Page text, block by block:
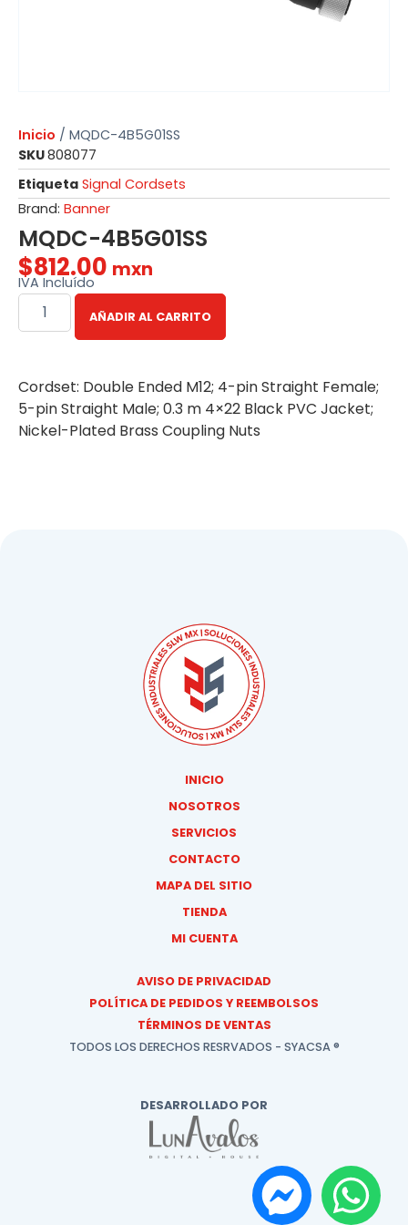
Inicio / MQDC-4B5G01SS
SKU808077
Etiqueta Signal Cordsets
Brand: Banner
MQDC-4B5G01SS
$812.00 mxn
IVA Incluído
AÑADIR AL CARRITO
Cordset: Double Ended M12; 4-pin Straight Female;
5-pin Straight Male; 0.3 m 4×22 Black PVC Jacket;
Nickel-Plated Brass Coupling Nuts
INICIO
NOSOTROS
SERVICIOS
CONTACTO
MAPA DEL SITIO
TIENDA
MI CUENTA
AVISO DE PRIVACIDAD
POLÍTICA DE PEDIDOS Y REEMBOLSOS
TÉRMINOS DE VENTAS
TODOS LOS DERECHOS RESRVADOS - SYACSA ®
DESARROLLADO POR